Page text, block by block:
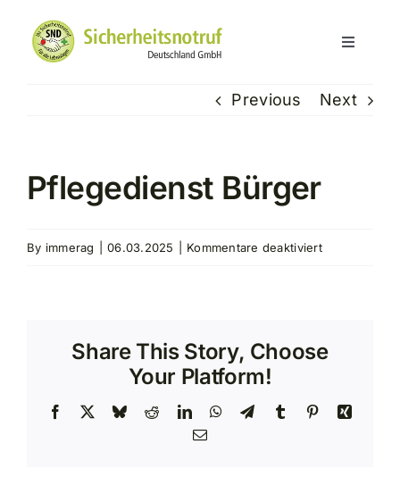
content
Toggle
Kundenerfahrungen
Previous Next
Pflegedienst Bürger
By immerag 06.03.2025 Kommentare deaktiviertfür
Share This Story, Choose
Your Platform!
Facebook BlueskyRedditLinkedInWhatsApp
TelegramTumblr PinterestXing
Email